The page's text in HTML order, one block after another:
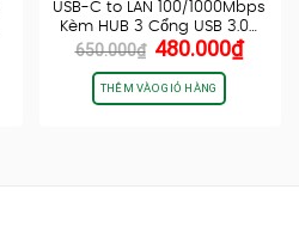
USB-C to LAN 100/1000Mbps
Kèm HUB 3 Cổng USB 3.0…
650.000₫ Giá
gốc
là:
650.000₫.
480.000₫Giá
THÊM VÀO GIỎ HÀNG